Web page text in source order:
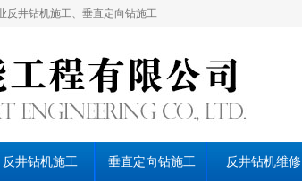
井钻机施工、垂直定向钻施工
反井钻机施工 垂直定向钻施工 反井钻机维修